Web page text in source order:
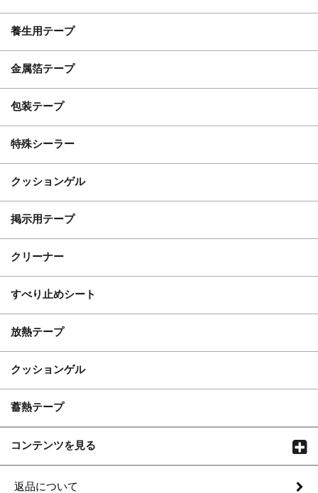
養生用テープ
金属箔テープ
包装テープ
特殊シーラー
クッションゲル
掲示用テープ
クリーナー
すべり止めシート
放熱テープ
クッションゲル
蓄熱テープ
コンテンツを見る
返品について